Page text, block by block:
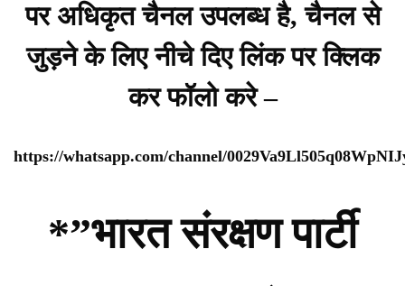
पर अधिकृत चैनल उपलब्ध है, चैनल से
जुड़ने के लिए नीचे दिए लिंक पर क्लिक
कर फॉलो करे –
https://whatsapp.com/channel/
*”भारत संरक्षण पार्टी